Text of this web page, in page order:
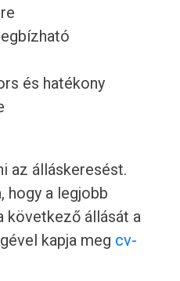
és hatékony
az álláskeresést.
hogy a legjobb
következő állását a
kapja meg cv-